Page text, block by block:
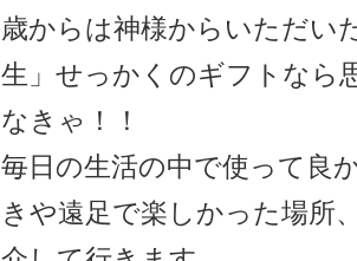
歳からは神様からいただい
生」せっかくのギフトなら
なきゃ！！
毎日の生活の中で使って良
きや遠足で楽しかった場所